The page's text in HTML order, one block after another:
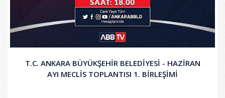
T.C. ANKARA BÜYÜKŞEHİR BELEDİYESİ - HAZİRAN
AYI MECLİS TOPLANTISI 1. BİRLEŞİMİ